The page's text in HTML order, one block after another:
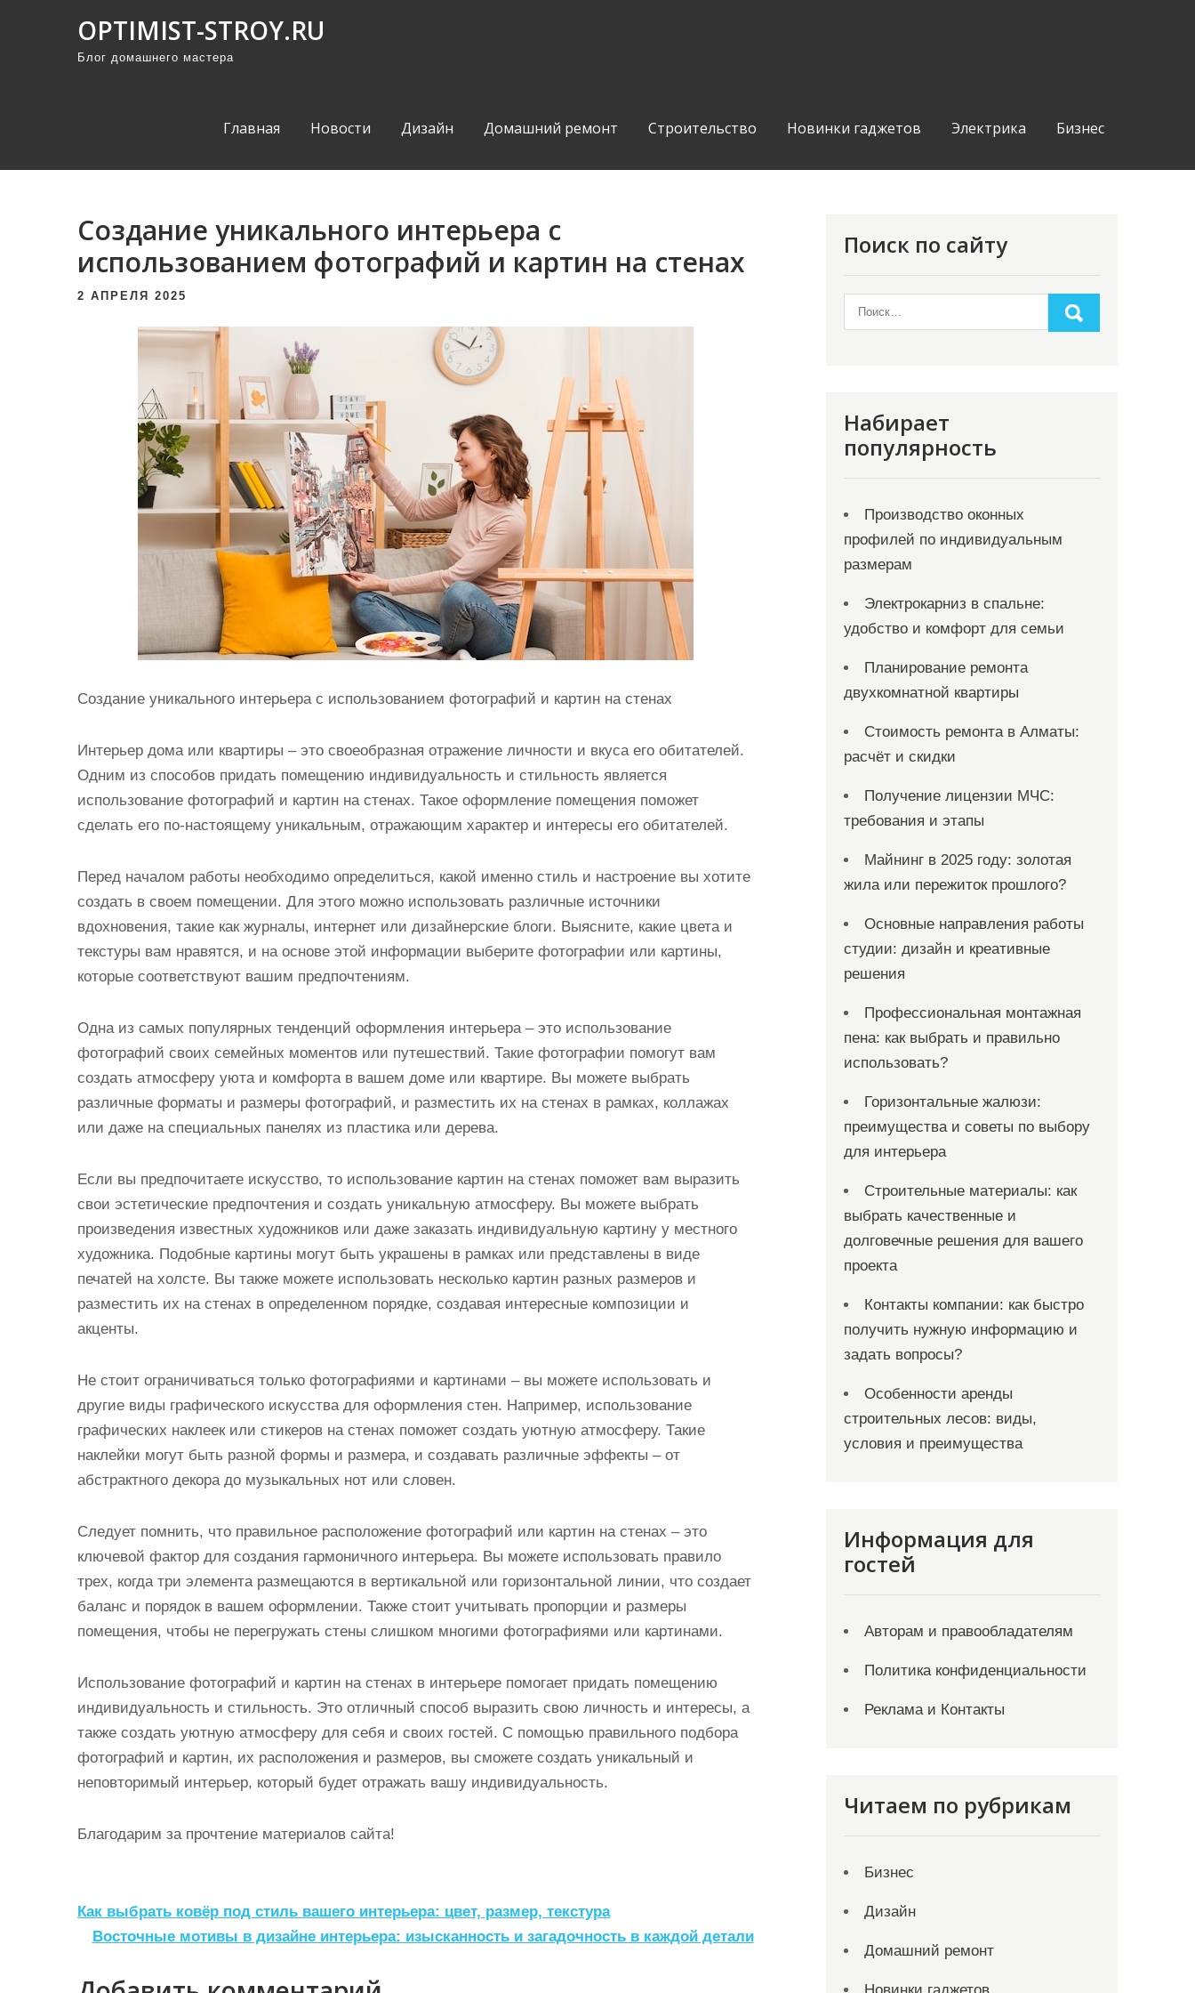
OPTIMIST-STROY.RU
Блог домашнего мастера
Главная Новости Дизайн Домашний ремонт Строительство Новинки гаджетов Электрика Бизнес
Создание уникального интерьера с
использованием фотографий и картин на стенах
2 АПРЕЛЯ 2025
Создание уникального интерьера с использованием фотографий и картин на стенах
Интерьер дома или квартиры – это своеобразная отражение личности и вкуса его обитателей.
Одним из способов придать помещению индивидуальность и стильность является
использование фотографий и картин на стенах. Такое оформление помещения поможет
сделать его по-настоящему уникальным, отражающим характер и интересы его обитателей.
Перед началом работы необходимо определиться, какой именно стиль и настроение вы хотите
создать в своем помещении. Для этого можно использовать различные источники
вдохновения, такие как журналы, интернет или дизайнерские блоги. Выясните, какие цвета и
текстуры вам нравятся, и на основе этой информации выберите фотографии или картины,
которые соответствуют вашим предпочтениям.
Одна из самых популярных тенденций оформления интерьера – это использование
фотографий своих семейных моментов или путешествий. Такие фотографии помогут вам
создать атмосферу уюта и комфорта в вашем доме или квартире. Вы можете выбрать
различные форматы и размеры фотографий, и разместить их на стенах в рамках, коллажах
или даже на специальных панелях из пластика или дерева.
Если вы предпочитаете искусство, то использование картин на стенах поможет вам выразить
свои эстетические предпочтения и создать уникальную атмосферу. Вы можете выбрать
произведения известных художников или даже заказать индивидуальную картину у местного
художника. Подобные картины могут быть украшены в рамках или представлены в виде
печатей на холсте. Вы также можете использовать несколько картин разных размеров и
разместить их на стенах в определенном порядке, создавая интересные композиции и
акценты.
Не стоит ограничиваться только фотографиями и картинами – вы можете использовать и
другие виды графического искусства для оформления стен. Например, использование
графических наклеек или стикеров на стенах поможет создать уютную атмосферу. Такие
наклейки могут быть разной формы и размера, и создавать различные эффекты – от
абстрактного декора до музыкальных нот или словен.
Следует помнить, что правильное расположение фотографий или картин на стенах – это
ключевой фактор для создания гармоничного интерьера. Вы можете использовать правило
трех, когда три элемента размещаются в вертикальной или горизонтальной линии, что создает
баланс и порядок в вашем оформлении. Также стоит учитывать пропорции и размеры
помещения, чтобы не перегружать стены слишком многими фотографиями или картинами.
Использование фотографий и картин на стенах в интерьере помогает придать помещению
индивидуальность и стильность. Это отличный способ выразить свою личность и интересы, а
также создать уютную атмосферу для себя и своих гостей. С помощью правильного подбора
фотографий и картин, их расположения и размеров, вы сможете создать уникальный и
неповторимый интерьер, который будет отражать вашу индивидуальность.
Благодарим за прочтение материалов сайта!
Н
в
Как выбрать ковёр под стиль вашего интерьера: цвет, размер, текстура
Восточные мотивы в дизайне интерьера: изысканность и загадочность в каждой детали
Поиск по сайту
Набирает
популярность
Производство оконных
профилей по индивидуальным
размерам
Электрокарниз в спальне:
удобство и комфорт для семьи
Планирование ремонта
двухкомнатной квартиры
Стоимость ремонта в Алматы:
расчёт и скидки
Получение лицензии МЧС:
требования и этапы
Майнинг в 2025 году: золотая
жила или пережиток прошлого?
Основные направления работы
студии: дизайн и креативные
решения
Профессиональная монтажная
пена: как выбрать и правильно
использовать?
Горизонтальные жалюзи:
преимущества и советы по выбору
для интерьера
Строительные материалы: как
выбрать качественные и
долговечные решения для вашего
проекта
Контакты компании: как быстро
получить нужную информацию и
задать вопросы?
Особенности аренды
строительных лесов: виды,
условия и преимущества
Информация для
гостей
Авторам и правообладателям
Политика конфиденциальности
Реклама и Контакты
Читаем по рубрикам
Бизнес
Дизайн
Домашний ремонт